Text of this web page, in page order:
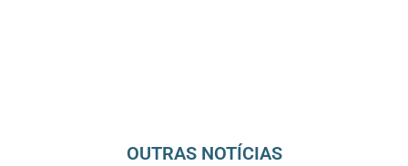
OUTRAS NOTÍCIAS